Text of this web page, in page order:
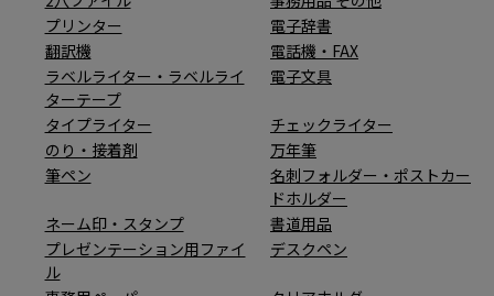
プリンター
電子辞書
翻訳機
電話機・FAX
ラベルライター・ラベルライ
ターテープ
電子文具
タイプライター
チェックライター
のり・接着剤
万年筆
筆ペン
名刺フォルダー・ポストカー
ドホルダー
ネーム印・スタンプ
書道用品
プレゼンテーション用ファイ
ル
デスクペン